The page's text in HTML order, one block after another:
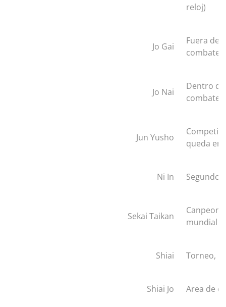
reloj)
Jo Gai
Fuera del
combate
Jo Nai
Dentro
combate
Jun Yusho
queda en
Ni In Segundo
Sekai Taikan
mundial
Shiai Torneo,
Shiai Jo Area de